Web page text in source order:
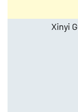
Xinyi